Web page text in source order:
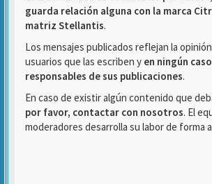
guarda relación alguna con la marca
matriz Stellantis.
Los mensajes publicados reflejan la
usuarios que las escriben y en ningún
responsables de sus publicaciones.
En caso de existir algún contenido que
por favor, contactar con nosotros. El
moderadores desarrolla su labor de forma